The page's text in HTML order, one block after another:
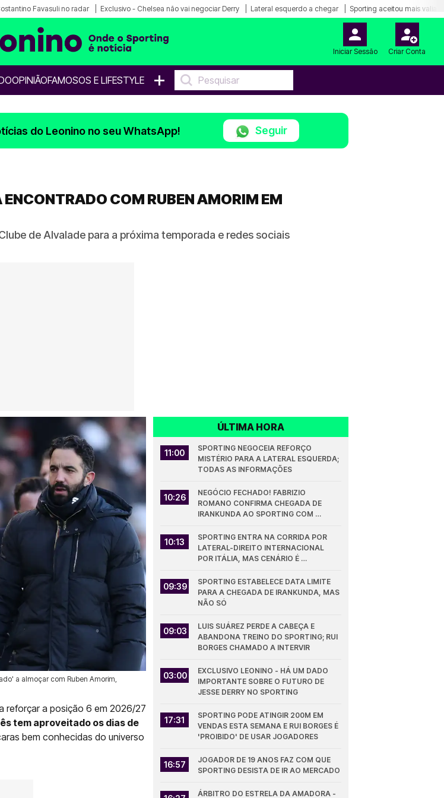
Favasuli no radar Exclusivo - Chelsea não vai negociar Derry Lateral esquerdo a chegar Sporting aceitou mais valia
Iniciar Sessão Criar Conta
OPINIÃOFAMOSOS E LIFESTYLE +
do Leonino no seu WhatsApp! Seguir
COM RUBEN AMORIM EM
de Alvalade para a próxima temporada e redes sociais
a almoçar com Ruben Amorim,
reforçar a posição 6 em 2026/27
tem aproveitado os dias de
bem conhecidas do universo
ÚLTIMA HORA
11:00
SPORTING NEGOCEIA REFORÇO
MISTÉRIO PARA A LATERAL ESQUERDA;
TODAS AS INFORMAÇÕES
10:26
NEGÓCIO FECHADO! FABRIZIO
ROMANO CONFIRMA CHEGADA DE
IRANKUNDA AO SPORTING COM
10:13
SPORTING ENTRA NA CORRIDA POR
LATERAL-DIREITO INTERNACIONAL
POR ITÁLIA, MAS CENÁRIO É
09:39
SPORTING ESTABELECE DATA LIMITE
PARA A CHEGADA DE IRANKUNDA, MAS
NÃO SÓ
09:03
LUIS SUÁREZ PERDE A CABEÇA E
ABANDONA TREINO DO SPORTING; RUI
BORGES CHAMADO A INTERVIR
03:00
EXCLUSIVO LEONINO - HÁ UM DADO
IMPORTANTE SOBRE O FUTURO DE
JESSE DERRY NO SPORTING
17:31
SPORTING PODE ATINGIR 200M EM
VENDAS ESTA SEMANA E RUI BORGES É
'PROIBIDO' DE USAR JOGADORES
16:57
JOGADOR DE 19 ANOS FAZ COM QUE
SPORTING DESISTA DE IR AO MERCADO
ÁRBITRO DO ESTRELA DA AMADORA -